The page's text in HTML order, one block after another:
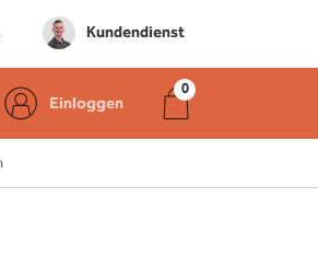
Kundendienst
Einloggen